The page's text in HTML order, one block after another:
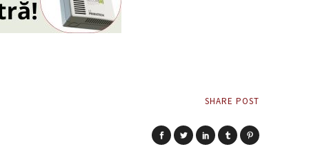
SHARE POST